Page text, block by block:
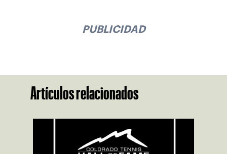
PUBLICIDAD
Artículos relacionados